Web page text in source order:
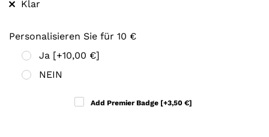
Klar
Personalisieren Sie für 10 €
Ja [+10,00 €]
NEIN
Add Premier Badge [+3,50 €]